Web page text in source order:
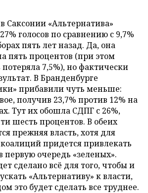
Саксонии «Альтернатива»
голосов по сравнению с 9,7%
пять лет назад. Да, она
пять процентов (при этом
7,5%), но фактически
В Бранденбурге
прибавили чуть меньше:
получив 23,7% против 12% на
Тут их обошла СДПГ с 26%,
шесть процентов. В обеих
прежняя власть, хотя для
придется привлекать
первую очередь «зеленых».
сделано всё для того, чтобы и
«Альтернативу» к власти,
это будет сделать все труднее.